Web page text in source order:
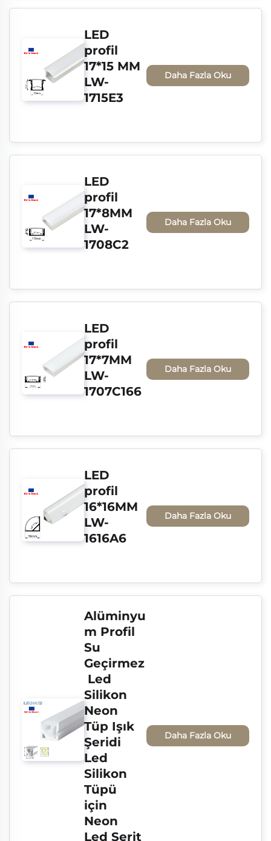
LED
profil
17*15 MM
LW-
1715E3
Daha Fazla Oku
LED
profil
17*8MM
LW-
1708C2
Daha Fazla Oku
LED
profil
17*7MM
LW-
1707C166
Daha Fazla Oku
LED
profil
16*16MM
LW-
1616A6
Daha Fazla Oku
Alüminyu
m Profil
Su
Geçirmez
Led
Silikon
Neon
Tüp Işık
Şeridi
Led
Silikon
Tüpü
için
Neon
Led Şerit
Daha Fazla Oku